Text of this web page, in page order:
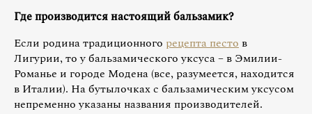
Где производится настоящий бальзамик?
Если родина традиционного рецепта песто в
Лигурии, то у бальзамического уксуса – в Эмилии-
Романье и городе Модена (все, разумеется, находится
в Италии). На бутылочках с бальзамическим уксусом
непременно указаны названия производителей.